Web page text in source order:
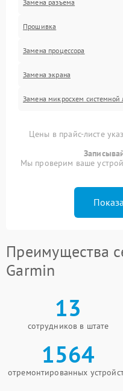
Замена разъема
Прошивка
Замена процессора
Замена экрана
Замена микросхем системной
Цены в прайс-листе
Мы проверим ваше
Преимущества
Garmin
13
сотрудников в штате
1564
отремонтированных